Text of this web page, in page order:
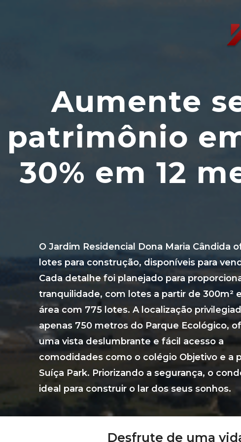
Aumente
patrimônio
30% em 12
O Jardim Residencial Dona Maria Cândida
lotes para construção, disponíveis para
Cada detalhe foi planejado para
tranquilidade, com lotes a partir de 300m²
área com 775 lotes. A localização
apenas 750 metros do Parque Ecológico,
uma vista deslumbrante e fácil acesso a
comodidades como o colégio Objetivo e a
Suíça Park. Priorizando a segurança, o
ideal para construir o lar dos seus sonhos.
Desfrute de uma